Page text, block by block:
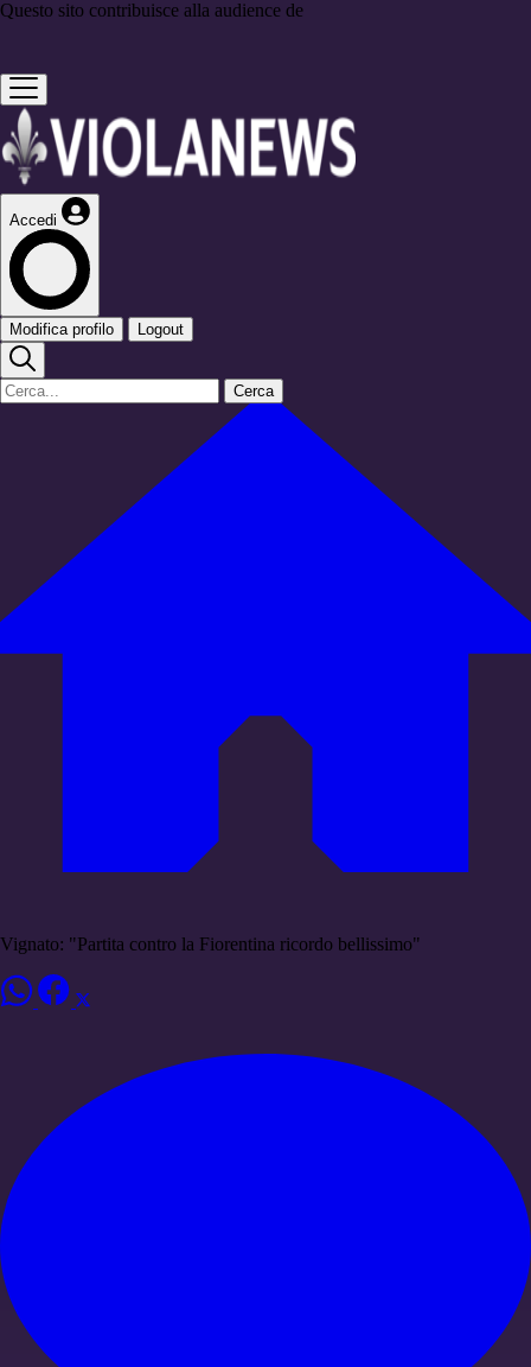
Questo sito contribuisce alla audience de
Accedi
Modifica profilo Logout
Cerca
Vignato: "Partita contro la Fiorentina ricordo bellissimo"